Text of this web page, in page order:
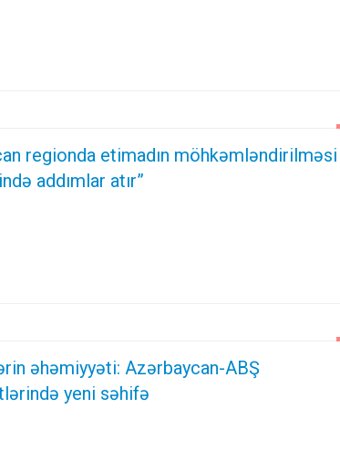
regionda etimadın möhkəmləndirilməsi
addımlar atır”
əhəmiyyəti: Azərbaycan-ABŞ
yeni səhifə